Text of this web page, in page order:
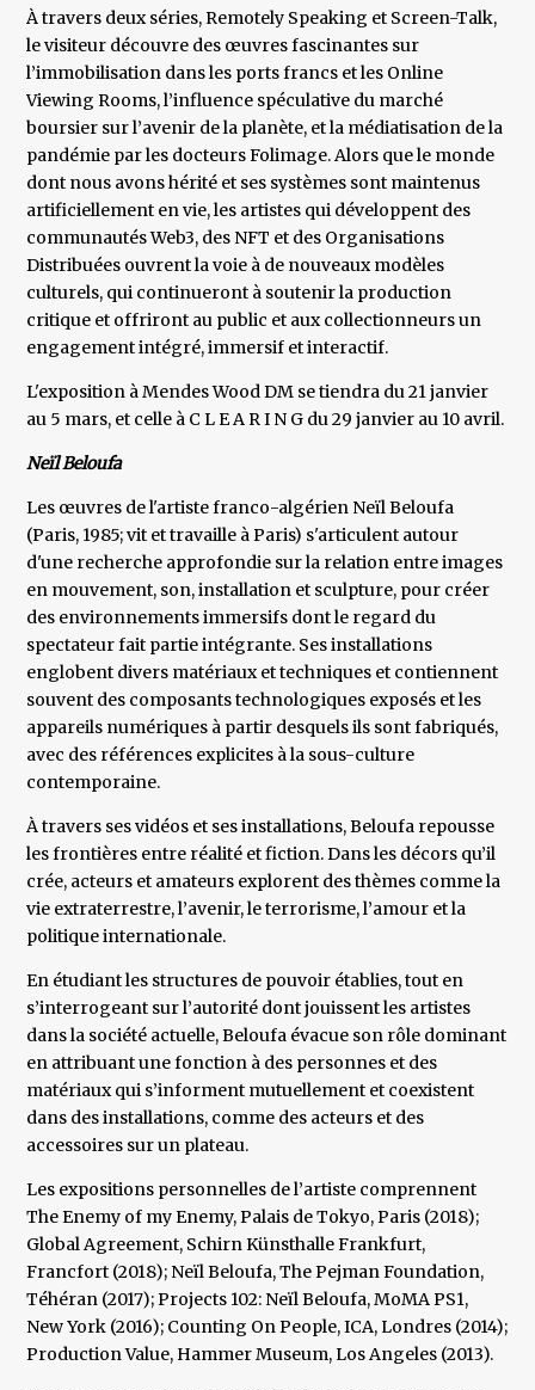
À travers deux séries, Remotely Speaking et Screen-Talk,
le visiteur découvre des œuvres fascinantes sur
l’immobilisation dans les ports francs et les Online
Viewing Rooms, l’influence spéculative du marché
boursier sur l’avenir de la planète, et la médiatisation de la
pandémie par les docteurs Folimage. Alors que le monde
dont nous avons hérité et ses systèmes sont maintenus
artificiellement en vie, les artistes qui développent des
communautés Web3, des NFT et des Organisations
Distribuées ouvrent la voie à de nouveaux modèles
culturels, qui continueront à soutenir la production
critique et offriront au public et aux collectionneurs un
engagement intégré, immersif et interactif.
L'exposition à Mendes Wood DM se tiendra du 21 janvier
au 5 mars, et celle à C L E A R I N G du 29 janvier au 10 avril.
Neïl Beloufa
Les œuvres de l'artiste franco-algérien Neïl Beloufa
(Paris, 1985; vit et travaille à Paris) s'articulent autour
d'une recherche approfondie sur la relation entre images
en mouvement, son, installation et sculpture, pour créer
des environnements immersifs dont le regard du
spectateur fait partie intégrante. Ses installations
englobent divers matériaux et techniques et contiennent
souvent des composants technologiques exposés et les
appareils numériques à partir desquels ils sont fabriqués,
avec des références explicites à la sous-culture
contemporaine.
À travers ses vidéos et ses installations, Beloufa repousse
les frontières entre réalité et fiction. Dans les décors qu’il
crée, acteurs et amateurs explorent des thèmes comme la
vie extraterrestre, l’avenir, le terrorisme, l’amour et la
politique internationale.
En étudiant les structures de pouvoir établies, tout en
s’interrogeant sur l’autorité dont jouissent les artistes
dans la société actuelle, Beloufa évacue son rôle dominant
en attribuant une fonction à des personnes et des
matériaux qui s’informent mutuellement et coexistent
dans des installations, comme des acteurs et des
accessoires sur un plateau.
Les expositions personnelles de l’artiste comprennent
The Enemy of my Enemy, Palais de Tokyo, Paris (2018);
Global Agreement, Schirn Künsthalle Frankfurt,
Francfort (2018); Neïl Beloufa, The Pejman Foundation,
Téhéran (2017); Projects 102: Neïl Beloufa, MoMA PS1,
New York (2016); Counting On People, ICA, Londres (2014);
Production Value, Hammer Museum, Los Angeles (2013).